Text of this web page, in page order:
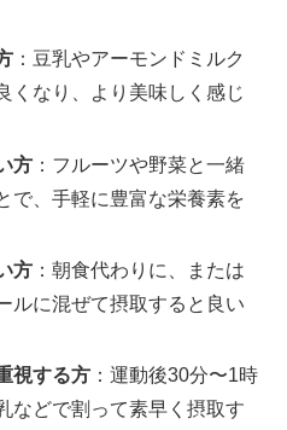
：豆乳やアーモンドミルク
くなり、より美味しく感じ
方 ：フルーツや野菜と一緒
で、手軽に豊富な栄養素を
方 ：朝食代わりに、または
ルに混ぜて摂取すると良い
視する方 ：運動後30分〜1時
などで割って素早く摂取す